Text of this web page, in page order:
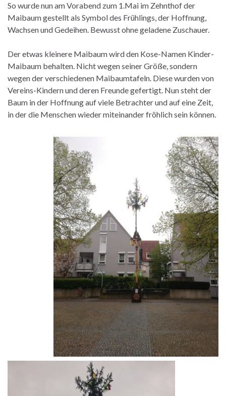
So wurde nun am Vorabend zum 1.Mai im Zehnthof der
Maibaum gestellt als Symbol des Frühlings, der Hoffnung,
Wachsen und Gedeihen. Bewusst ohne geladene Zuschauer.
Der etwas kleinere Maibaum wird den Kose-Namen Kinder-
Maibaum behalten. Nicht wegen seiner Größe, sondern
wegen der verschiedenen Maibaumtafeln. Diese wurden von
Vereins-Kindern und deren Freunde gefertigt. Nun steht der
Baum in der Hoffnung auf viele Betrachter und auf eine Zeit,
in der die Menschen wieder miteinander fröhlich sein können.